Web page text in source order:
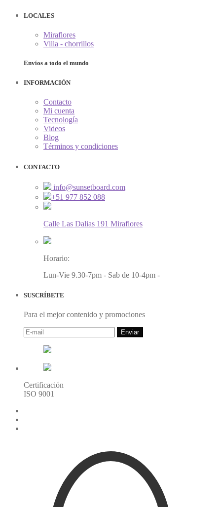
LOCALES
Miraflores
Villa - chorrillos
Envíos a todo el mundo
INFORMACIÓN
Contacto
Mi cuenta
Tecnología
Videos
Blog
Términos y condiciones
CONTACTO
info@sunsetboard.com
+51 977 852 088
Calle Las Dalias 191 Miraflores
Horario:
Lun-Vie 9.30-7pm - Sab de 10-4pm -
SUSCRÍBETE
Para el mejor contenido y promociones
Enviar
Certificación
ISO 9001